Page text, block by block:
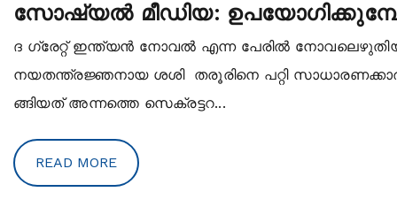
സോഷ്യല്‍ മീഡിയ:
ദ ഗ്രേറ്റ് ഇന്ത്യന്‍ നോവല്‍ എന്ന പേരില്‍
നയതന്ത്രജ്ഞനായ ശശി തരൂരിനെ പറ്റി
ങ്ങിയത് അന്നത്തെ സെക്രട്ടറ...
READ MORE